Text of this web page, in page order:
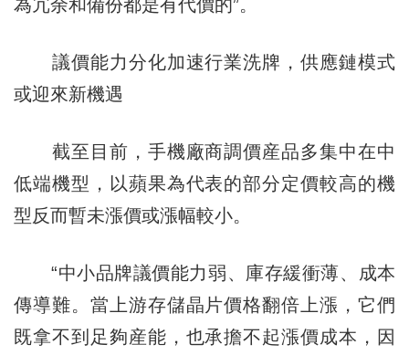
為冗余和備份都是有代價的”。
議價能力分化加速行業洗牌，供應鏈模式
或迎來新機遇
截至目前，手機廠商調價産品多集中在中
低端機型，以蘋果為代表的部分定價較高的機
型反而暫未漲價或漲幅較小。
“中小品牌議價能力弱、庫存緩衝薄、成本
傳導難。當上游存儲晶片價格翻倍上漲，它們
既拿不到足夠産能，也承擔不起漲價成本，因